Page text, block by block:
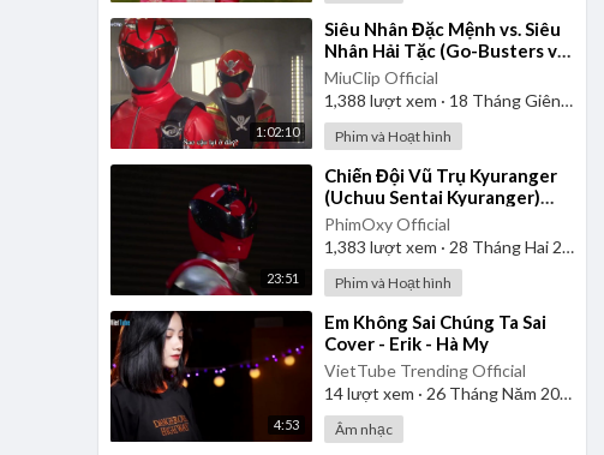
1:02:10
⁣Siêu Nhân Đặc Mệnh vs. Siêu
Nhân Hải Tặc (Go-Busters vs.
Gokaiger) | Vietsub
MiuClip Official
1,388 lượt xem · 18 Tháng Giêng 2025
Phim và Hoạt hình
23:51
⁣Chiến Đội Vũ Trụ Kyuranger
(Uchuu Sentai Kyuranger)
2017 - Tập 1 | Thuyết Minh
PhimOxy Official
1,383 lượt xem · 28 Tháng Hai 2025
Phim và Hoạt hình
4:53
⁣Em Không Sai Chúng Ta Sai
Cover - Erik - Hà My
VietTube Trending Official
14lượt xem · 26 Tháng Năm 2026
Âm nhạc